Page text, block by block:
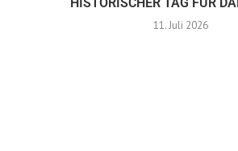
11. Juli 2026